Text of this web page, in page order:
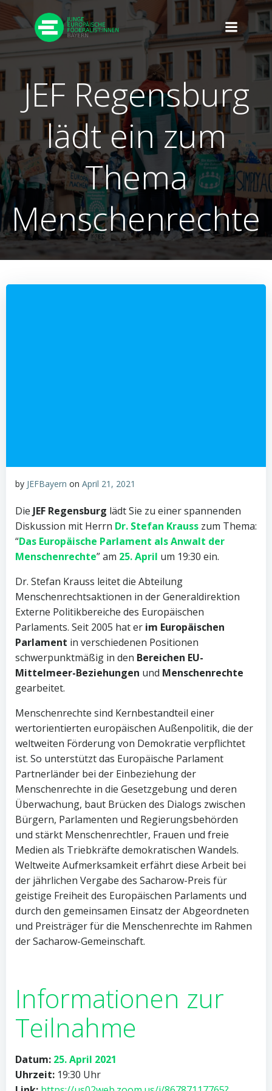
Inhalt
springen
JEF Regensburg
lädt ein zum
Thema
Menschenrechte
by JEFBayern on April 21, 2021
Die JEF Regensburg lädt Sie zu einer spannenden
Diskussion mit Herrn Dr. Stefan Krauss zum Thema:
“Das Europäische Parlament als Anwalt der
Menschenrechte” am 25. April um 19:30 ein.
Dr. Stefan Krauss leitet die Abteilung
Menschenrechtsaktionen in der Generaldirektion
Externe Politikbereiche des Europäischen
Parlaments. Seit 2005 hat er im Europäischen
Parlament in verschiedenen Positionen
schwerpunktmäßig in den Bereichen EU-
Mittelmeer-Beziehungen und Menschenrechte
gearbeitet.
Menschenrechte sind Kernbestandteil einer
wertorientierten europäischen Außenpolitik, die der
weltweiten Förderung von Demokratie verpflichtet
ist. So unterstützt das Europäische Parlament
Partnerländer bei der Einbeziehung der
Menschenrechte in die Gesetzgebung und deren
Überwachung, baut Brücken des Dialogs zwischen
Bürgern, Parlamenten und Regierungsbehörden
und stärkt Menschenrechtler, Frauen und freie
Medien als Triebkräfte demokratischen Wandels.
Weltweite Aufmerksamkeit erfährt diese Arbeit bei
der jährlichen Vergabe des Sacharow-Preis für
geistige Freiheit des Europäischen Parlaments und
durch den gemeinsamen Einsatz der Abgeordneten
und Preisträger für die Menschenrechte im Rahmen
der Sacharow-Gemeinschaft.
Informationen zur
Teilnahme
Datum: 25. April 2021
Uhrzeit: 19:30 Uhr